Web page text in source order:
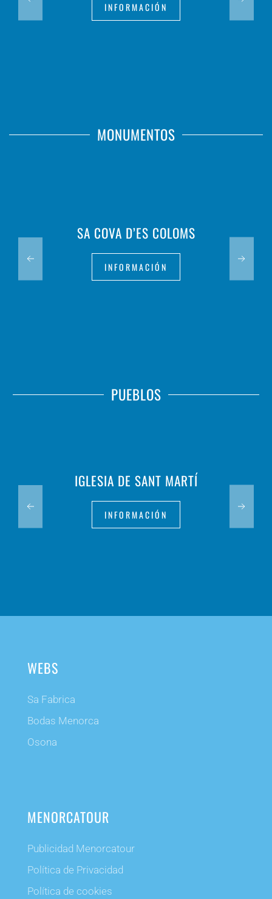
INFORMACIÓN
MONUMENTOS
SA COVA D’ES COLOMS
INFORMACIÓN
PUEBLOS
IGLESIA DE SANT MARTÍ
INFORMACIÓN
WEBS
Sa Fabrica
Bodas Menorca
Osona
MENORCATOUR
Publicidad Menorcatour
Política de Privacidad
Política de cookies